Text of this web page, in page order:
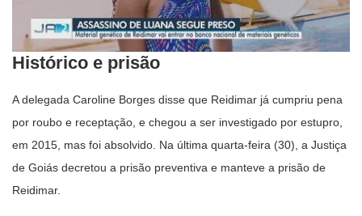
Histórico e prisão
A delegada Caroline Borges disse que Reidimar já cumpriu pena
por roubo e receptação, e chegou a ser investigado por estupro,
em 2015, mas foi absolvido. Na última quarta-feira (30), a Justiça
de Goiás decretou a prisão preventiva e manteve a prisão de
Reidimar.